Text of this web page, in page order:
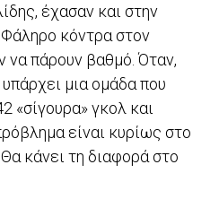
έχασαν και στην
κόντρα στον
να πάρουν βαθμό. Όταν,
μια ομάδα που
«σίγουρα» γκολ και
είναι κυρίως στο
κάνει τη διαφορά στο